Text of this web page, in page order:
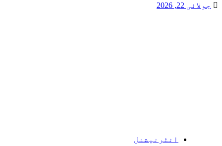
جولائی 22, 2026
انٹرنیشنل